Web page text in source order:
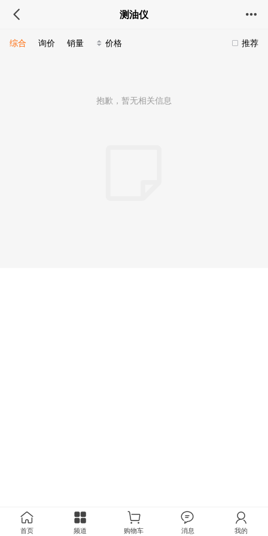
测油仪
推荐
综合 询价 销量 价格
抱歉，暂无相关信息
首页 频道 购物车 消息 我的